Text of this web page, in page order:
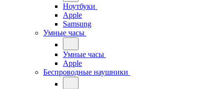
Ноутбуки
Apple
Samsung
Умные часы
Умные часы
Apple
Беспроводные наушники